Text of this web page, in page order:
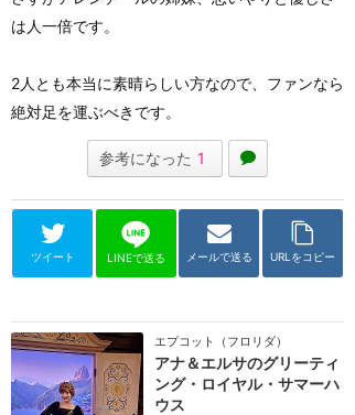
は人一倍です。
2人とも本当に素晴らしい方なので、ファンなら
絶対足を運ぶべきです。
参考になった 1
ツイート LINEで送る メールで送る URLをコピー
エプコット（フロリダ）
アナ＆エルサのグリーティ
ング・ロイヤル・サマーハ
ウス